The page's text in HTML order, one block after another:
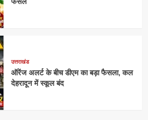
उत्तराखंड
ऑरेंज अलर्ट के बीच डीएम का बड़ा फैसला, कल
देहरादून में स्कूल बंद